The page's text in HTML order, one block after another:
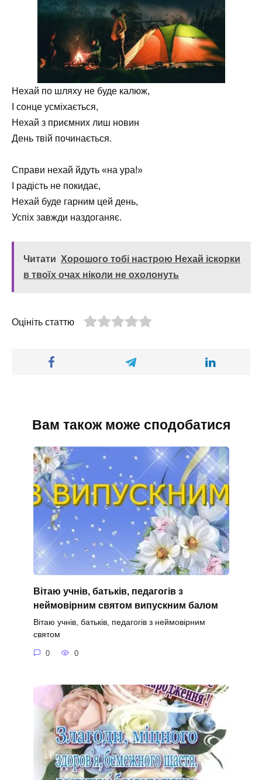
Нехай по шляху не буде калюж,
І сонце усміхається,
Нехай з приємних лиш новин
День твій починається.
Справи нехай йдуть «на ура!»
І радість не покидає,
Нехай буде гарним цей день,
Успіх завжди наздоганяє.
Читати Хорошого тобі настрою Нехай іскорки
в твоїх очах ніколи не охолонуть
Оцініть статтю
Вам також може сподобатися
Вітаю учнів, батьків, педагогів з
неймовірним святом випускним балом
Вітаю учнів, батьків, педагогів з неймовірним
святом
0 0